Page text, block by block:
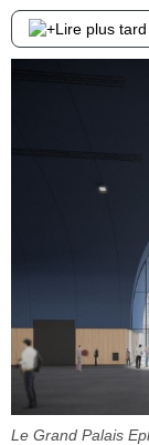
Lire plus tard
Le Grand Palais